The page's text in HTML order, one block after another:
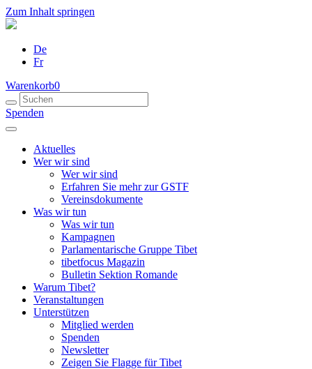
Zum Inhalt springen
De
Fr
Warenkorb0
Spenden
Aktuelles
Wer wir sind
Wer wir sind
Erfahren Sie mehr zur GSTF
Vereinsdokumente
Was wir tun
Was wir tun
Kampagnen
Parlamentarische Gruppe Tibet
tibetfocus Magazin
Bulletin Sektion Romande
Warum Tibet?
Veranstaltungen
Unterstützen
Mitglied werden
Spenden
Newsletter
Zeigen Sie Flagge für Tibet